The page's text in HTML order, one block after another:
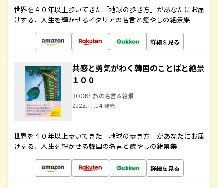
世界を４０年以上歩いてきた「地球の歩き方」があなたにお届
けする、人生を輝かせるイタリアの名言と癒やしの絶景集
詳細を見る
共感と勇気がわく韓国のことばと絶景
１００
BOOKS 旅の名言＆絶景
2022.11.04 発売
世界を４０年以上歩いてきた「地球の歩き方」があなたにお届
けする、人生を輝かせる韓国の名言と癒やしの絶景集
詳細を見る